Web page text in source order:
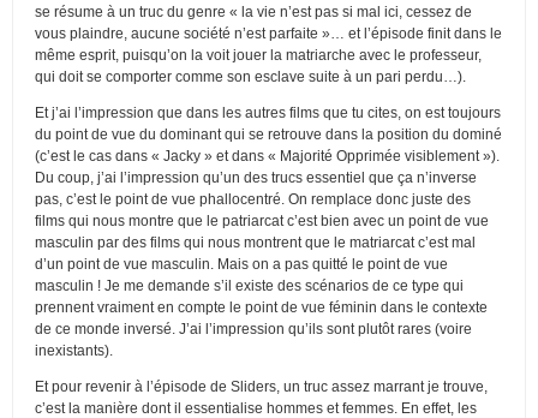
se résume à un truc du genre « la vie n’est pas si mal ici, cessez de
vous plaindre, aucune société n’est parfaite »… et l’épisode finit dans le
même esprit, puisqu’on la voit jouer la matriarche avec le professeur,
qui doit se comporter comme son esclave suite à un pari perdu…).
Et j’ai l’impression que dans les autres films que tu cites, on est toujours
du point de vue du dominant qui se retrouve dans la position du dominé
(c’est le cas dans « Jacky » et dans « Majorité Opprimée visiblement »).
Du coup, j’ai l’impression qu’un des trucs essentiel que ça n’inverse
pas, c’est le point de vue phallocentré. On remplace donc juste des
films qui nous montre que le patriarcat c’est bien avec un point de vue
masculin par des films qui nous montrent que le matriarcat c’est mal
d’un point de vue masculin. Mais on a pas quitté le point de vue
masculin ! Je me demande s’il existe des scénarios de ce type qui
prennent vraiment en compte le point de vue féminin dans le contexte
de ce monde inversé. J’ai l’impression qu’ils sont plutôt rares (voire
inexistants).
Et pour revenir à l’épisode de Sliders, un truc assez marrant je trouve,
c’est la manière dont il essentialise hommes et femmes. En effet, les